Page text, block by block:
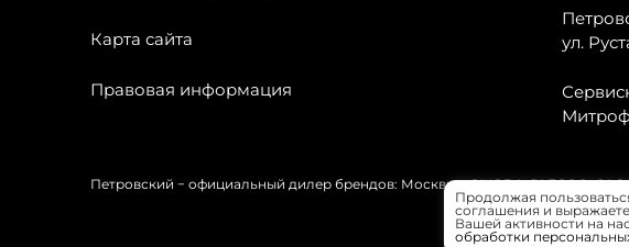
Карта сайта
Правовая информация
ул.
Петровский − официальный дилер брендов: Москвич, OMODA, JAECOO,
Продолжая
соглашения и
Вашей активности на
обработки